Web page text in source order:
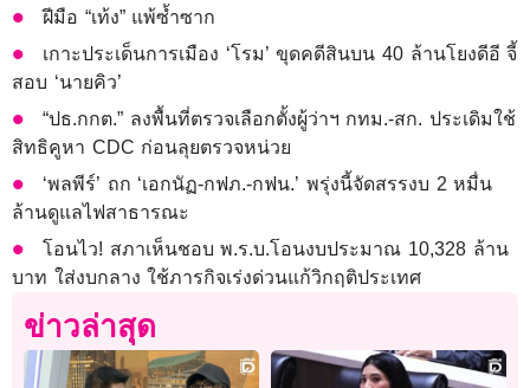
ฝีมือ “เท้ง” แพ้ซ้ำซาก
เกาะประเด็นการเมือง ‘โรม’ ขุดคดีสินบน 40 ล้านโยงดีอี จี้
สอบ ‘นายคิว’
“ปธ.กกต.” ลงพื้นที่ตรวจเลือกตั้งผู้ว่าฯ กทม.-สก. ประเดิมใช้
สิทธิคูหา CDC ก่อนลุยตรวจหน่วย
‘พลพีร์’ ถก ‘เอกนัฏ-กฟภ.-กฟน.’ พรุ่งนี้จัดสรรงบ 2 หมื่น
ล้านดูแลไฟสาธารณะ
โอนไว! สภาเห็นชอบ พ.ร.บ.โอนงบประมาณ 10,328 ล้าน
บาท ใส่งบกลาง ใช้ภารกิจเร่งด่วนแก้วิกฤติประเทศ
ข่าวล่าสุด